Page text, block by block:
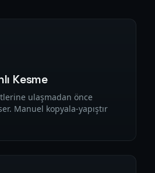
Kesme
ulaşmadan önce
Manuel kopyala-yapıştır